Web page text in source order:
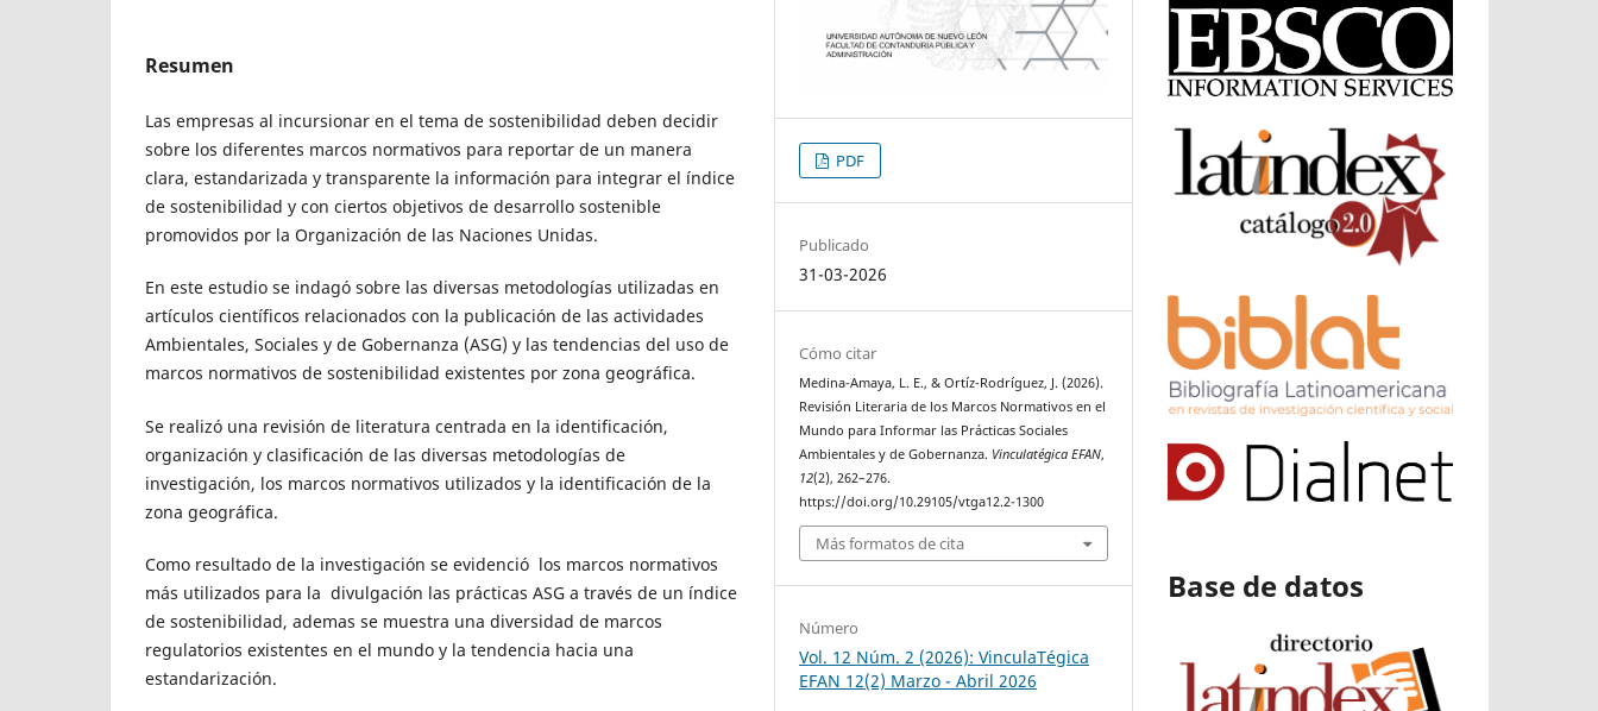
Resumen
Las empresas al incursionar en el tema de sostenibilidad deben decidir
sobre los diferentes marcos normativos para reportar de un manera
clara, estandarizada y transparente la información para integrar el índice
de sostenibilidad y con ciertos objetivos de desarrollo sostenible
promovidos por la Organización de las Naciones Unidas.
En este estudio se indagó sobre las diversas metodologías utilizadas en
artículos científicos relacionados con la publicación de las actividades
Ambientales, Sociales y de Gobernanza (ASG) y las tendencias del uso de
marcos normativos de sostenibilidad existentes por zona geográfica.
Se realizó una revisión de literatura centrada en la identificación,
organización y clasificación de las diversas metodologías de
investigación, los marcos normativos utilizados y la identificación de la
zona geográfica.
Como resultado de la investigación se evidenció los marcos normativos
más utilizados para la divulgación las prácticas ASG a través de un índice
de sostenibilidad, ademas se muestra una diversidad de marcos
regulatorios existentes en el mundo y la tendencia hacia una
estandarización.
PDF
Publicado
31-03-2026
Cómo citar
Medina-Amaya, L. E., & Ortíz-Rodríguez, J. (2026).
Revisión Literaria de los Marcos Normativos en el
Mundo para Informar las Prácticas Sociales
Ambientales y de Gobernanza. Vinculatégica EFAN,
12(2), 262–276.
https://doi.org/10.29105/vtga12.2-1300
Más formatos de cita
Número
Vol. 12 Núm. 2 (2026): VinculaTégica
EFAN 12(2) Marzo - Abril 2026
Base de datos